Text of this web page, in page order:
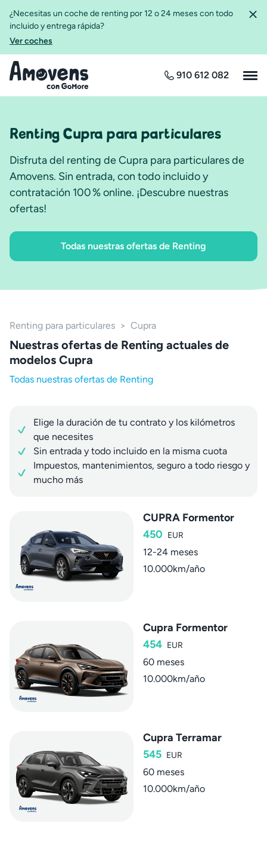
¿Necesitas un coche de renting por 12 o 24 meses con todo
incluido y entrega rápida?
Ver coches
910 612 082
Renting Cupra para particulares
Disfruta del renting de Cupra para particulares de
Amovens. Sin entrada, con todo incluido y
contratación 100 % online. ¡Descubre nuestras
ofertas!
Todas nuestras ofertas de Renting
Renting para particulares > Cupra
Nuestras ofertas de Renting actuales de
modelos Cupra
Todas nuestras ofertas de Renting
Elige la duración de tu contrato y los kilómetros
que necesites
Sin entrada y todo incluido en la misma cuota
Impuestos, mantenimientos, seguro a todo riesgo y
mucho más
CUPRA Formentor
450 EUR
12-24 meses
10.000km/año
Cupra Formentor
454 EUR
60 meses
10.000km/año
Cupra Terramar
545 EUR
60 meses
10.000km/año